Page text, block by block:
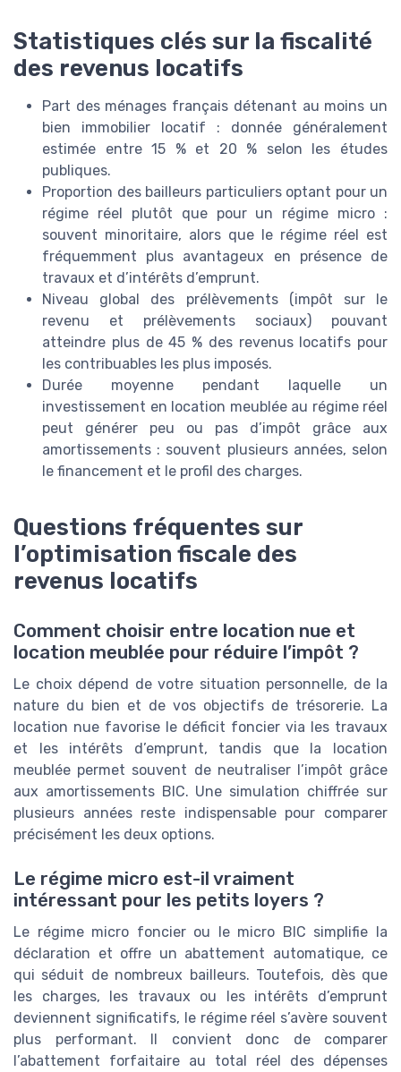
Statistiques clés sur la fiscalité
des revenus locatifs
Part des ménages français détenant au moins un
bien immobilier locatif : donnée généralement
estimée entre 15 % et 20 % selon les études
publiques.
Proportion des bailleurs particuliers optant pour un
régime réel plutôt que pour un régime micro :
souvent minoritaire, alors que le régime réel est
fréquemment plus avantageux en présence de
travaux et d’intérêts d’emprunt.
Niveau global des prélèvements (impôt sur le
revenu et prélèvements sociaux) pouvant
atteindre plus de 45 % des revenus locatifs pour
les contribuables les plus imposés.
Durée moyenne pendant laquelle un
investissement en location meublée au régime réel
peut générer peu ou pas d’impôt grâce aux
amortissements : souvent plusieurs années, selon
le financement et le profil des charges.
Questions fréquentes sur
l’optimisation fiscale des
revenus locatifs
Comment choisir entre location nue et
location meublée pour réduire l’impôt ?
Le choix dépend de votre situation personnelle, de la
nature du bien et de vos objectifs de trésorerie. La
location nue favorise le déficit foncier via les travaux
et les intérêts d’emprunt, tandis que la location
meublée permet souvent de neutraliser l’impôt grâce
aux amortissements BIC. Une simulation chiffrée sur
plusieurs années reste indispensable pour comparer
précisément les deux options.
Le régime micro est-il vraiment
intéressant pour les petits loyers ?
Le régime micro foncier ou le micro BIC simplifie la
déclaration et offre un abattement automatique, ce
qui séduit de nombreux bailleurs. Toutefois, dès que
les charges, les travaux ou les intérêts d’emprunt
deviennent significatifs, le régime réel s’avère souvent
plus performant. Il convient donc de comparer
l’abattement forfaitaire au total réel des dépenses